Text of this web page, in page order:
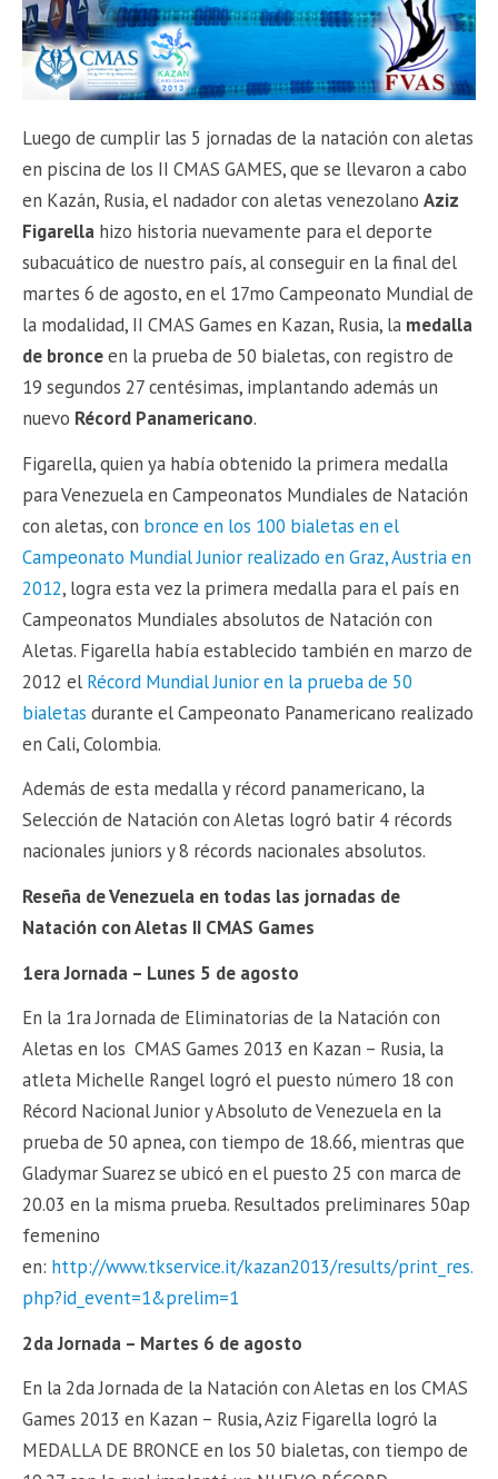
Luego de cumplir las 5 jornadas de la natación con aletas
en piscina de los II CMAS GAMES, que se llevaron a cabo
en Kazán, Rusia, el nadador con aletas venezolanoAziz
Figarella hizo historia nuevamente para el deporte
subacuático de nuestro país, al conseguir en la final del
martes 6 de agosto, en el 17mo Campeonato Mundial de
la modalidad, II CMAS Games en Kazan, Rusia, la medalla
de bronceen la prueba de 50 bialetas, con registro de
19 segundos 27 centésimas, implantando además un
nuevo Récord Panamericano.
Figarella, quien ya había obtenido la primera medalla
para Venezuela en Campeonatos Mundiales de Natación
con aletas, con bronce en los 100 bialetas en el
Campeonato Mundial Junior realizado en Graz, Austria en
2012, logra esta vez la primera medalla para el país en
Campeonatos Mundiales absolutos de Natación con
Aletas. Figarella había establecido también en marzo de
2012 el Récord Mundial Junior en la prueba de 50
bialetas durante el Campeonato Panamericano realizado
en Cali, Colombia.
Además de esta medalla y récord panamericano, la
Selección de Natación con Aletas logró batir 4 récords
nacionales juniors y 8 récords nacionales absolutos.
Reseña de Venezuela en todas las jornadas de
Natación con Aletas II CMAS Games
1era Jornada – Lunes 5 de agosto
En la 1ra Jornada de Eliminatorias de la Natación con
Aletas en los CMAS Games 2013 en Kazan – Rusia, la
atleta Michelle Rangel logró el puesto número 18 con
Récord Nacional Junior y Absoluto de Venezuela en la
prueba de 50 apnea, con tiempo de 18.66, mientras que
Gladymar Suarez se ubicó en el puesto 25 con marca de
20.03 en la misma prueba. Resultados preliminares 50ap
femenino
en: http://www.tkservice.it/kazan2013/results/print_res.
php?id_event=1&prelim=1
2da Jornada – Martes 6 de agosto
En la 2da Jornada de la Natación con Aletas en los CMAS
Games 2013 en Kazan – Rusia, Aziz Figarella logró la
MEDALLA DE BRONCE en los 50 bialetas, con tiempo de